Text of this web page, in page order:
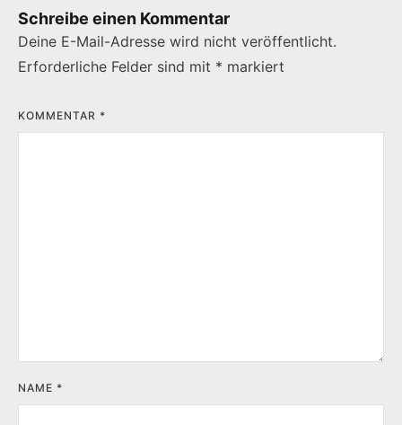
Schreibe einen Kommentar
Deine E-Mail-Adresse wird nicht veröffentlicht.
Erforderliche Felder sind mit * markiert
KOMMENTAR *
NAME *